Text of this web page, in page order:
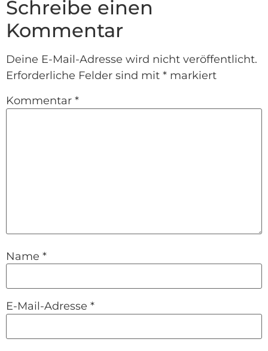
Schreibe einen
Kommentar
Deine E-Mail-Adresse wird nicht veröffentlicht.
Erforderliche Felder sind mit * markiert
Kommentar *
Name *
E-Mail-Adresse *